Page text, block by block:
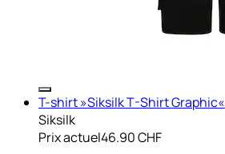
T-shirt »Siksilk T-Shirt Graphic«
Siksilk
Prix actuel46.90 CHF